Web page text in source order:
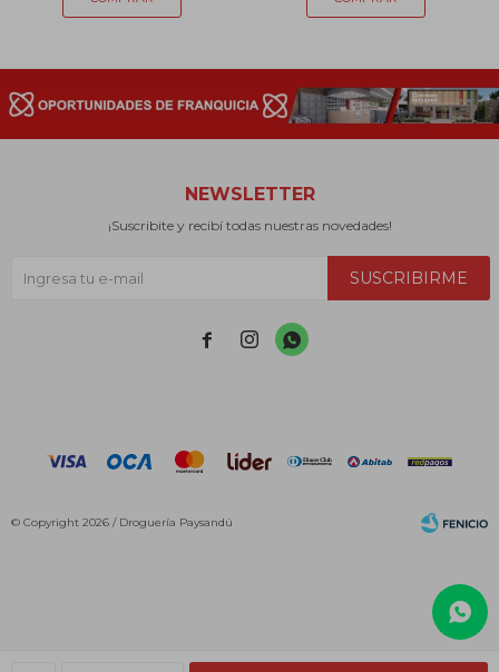
NEWSLETTER
¡Suscribite y recibí todas nuestras novedades!
SUSCRIBIRME
  
© Copyright 2026 / Droguería Paysandú